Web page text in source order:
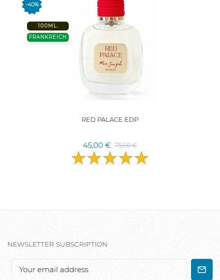
-40%
100ML.
FRANKREICH
RED PALACE EDP
45,00 € 75,00 €
NEWSLETTER SUBSCRIPTION